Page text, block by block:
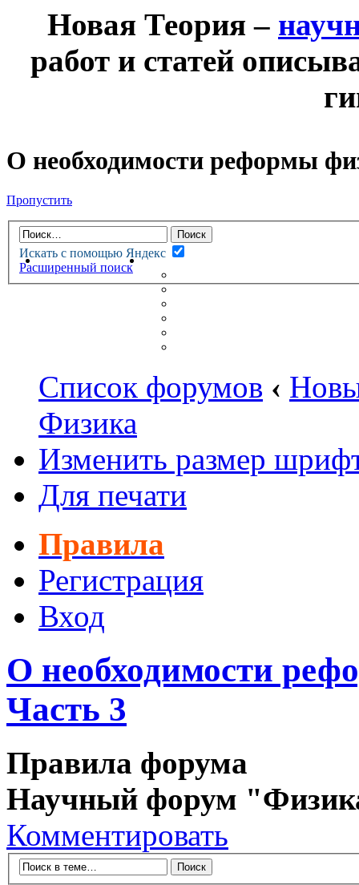
Новая Теория –
работ и статей
О необходимости реформы
Пропустить
Искать с помощью Яндекс
Расширенный поиск
НОВАЯ ТЕОРИЯФОРУМ
НЕПРОЧИТАННЫЕ
Список форумов ‹
Физика
Изменить размер
Для печати
Правила
Регистрация
Вход
О необходимости
Часть 3
Правила форума
Научный форум
Комментировать